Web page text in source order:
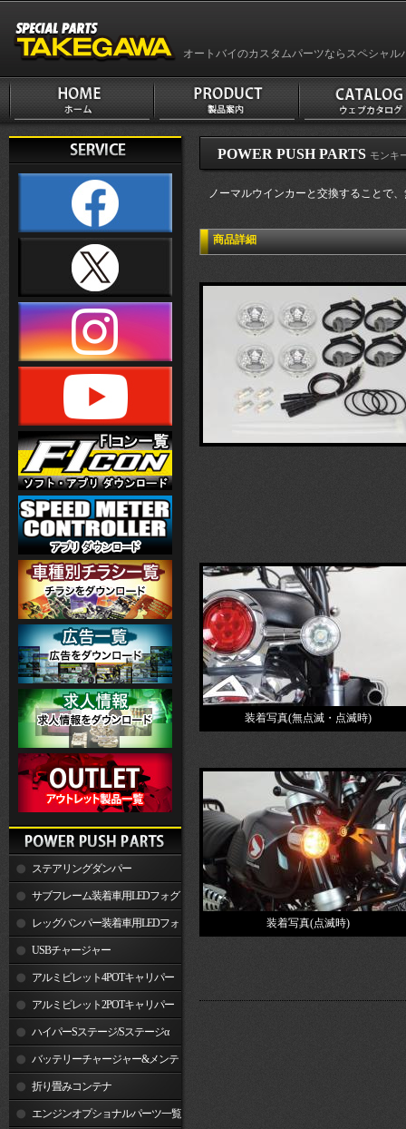
オートバイのカスタムパーツならスペシャル
ステアリングダンパー
サブフレーム装着車用LEDフォグ
ランプレッグバンパー装着車用LEDフォ
グランプUSBチャージャー
アルミビレット4POTキャリパー
関連製品アルミビレット2POTキャリパー
関連製品ハイパーSステージ/Sステージα
バッテリーチャージャー&メンテ
ナー 折り畳みコンテナ
エンジンオプショナルパーツ一覧
POWER PUSH PARTS モンキ
ノーマルウインカーと交換することで
商品詳細
装着写真(無点滅・点滅時)
装着写真(点滅時)